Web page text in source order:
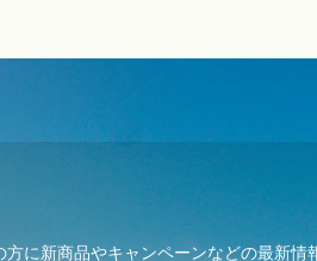
に新商品やキャンペーンなどの最新情